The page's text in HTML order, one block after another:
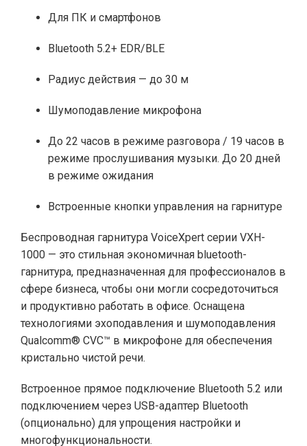
Для ПК и смартфонов
Bluetooth 5.2+ EDR/BLE
Радиус действия — до 30 м
Шумоподавление микрофона
До 22 часов в режиме разговора / 19 часов в
режиме прослушивания музыки. До 20 дней
в режиме ожидания
Встроенные кнопки управления на гарнитуре
Беспроводная гарнитура VoiceXpert серии VXH-
1000 — это стильная экономичная bluetooth-
гарнитура, предназначенная для профессионалов в
сфере бизнеса, чтобы они могли сосредоточиться
и продуктивно работать в офисе. Оснащена
технологиями эхоподавления и шумоподавления
Qualcomm® CVC™ в микрофоне для обеспечения
кристально чистой речи.
Встроенное прямое подключение Bluetooth 5.2 или
подключением через USB-адаптер Bluetooth
(опционально) для упрощения настройки и
многофункциональности.